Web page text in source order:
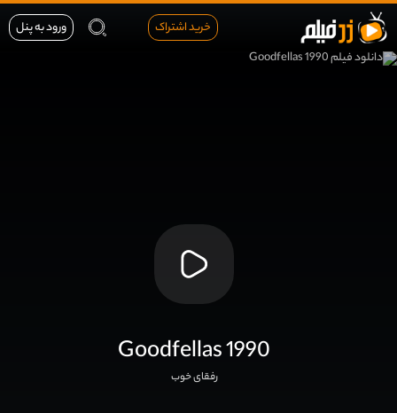
خرید اشتراک ورود به پنل
Goodfellas 1990
رفقای خوب